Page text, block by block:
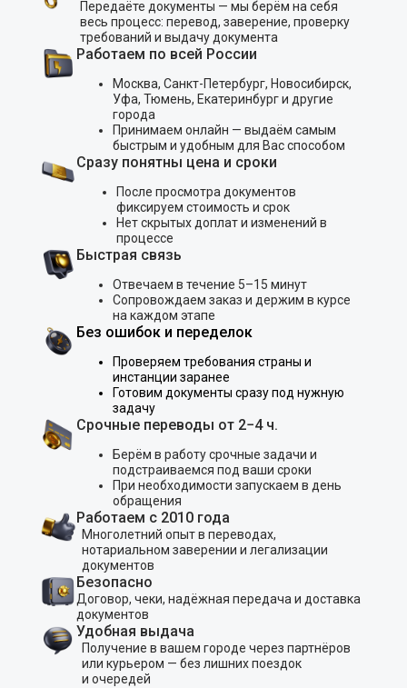
Передаёте документы — мы берём на себя
весь процесс: перевод, заверение, проверку
требований и выдачу документа
Работаем по всей России
Москва, Санкт-Петербург, Новосибирск,
Уфа, Тюмень, Екатеринбург и другие
города
Принимаем онлайн — выдаём самым
быстрым и удобным для Вас способом
Сразу понятны цена и сроки
После просмотра документов
фиксируем стоимость и срок
Нет скрытых доплат и изменений в
процессе
Быстрая связь
Отвечаем в течение 5–15 минут
Сопровождаем заказ и держим в курсе
на каждом этапе
Без ошибок и переделок
Проверяем требования страны и
инстанции заранее
Готовим документы сразу под нужную
задачу
Срочные переводы от 2−4 ч.
Берём в работу срочные задачи и
подстраиваемся под ваши сроки
При необходимости запускаем в день
обращения
Работаем с 2010 года
Многолетний опыт в переводах,
нотариальном заверении и легализации
документов
Безопасно
Договор, чеки, надёжная передача и доставка
документов
Удобная выдача
Получение в вашем городе через партнёров
или курьером — без лишних поездок
и очередей